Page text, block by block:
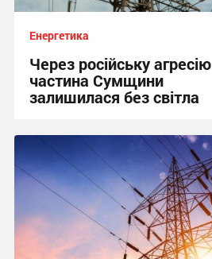
Енергетика
Через російську агресію
частина Сумщини
залишилася без світла
10:15, 4.08.2026